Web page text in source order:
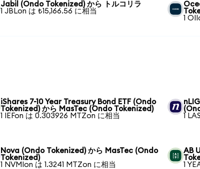
Jabil (Ondo Tokenized) から トルコリラ
1 JBLon は ₺15,166.56 に相当
1
iShares 7-10 Year Treasury Bond ETF (Ondo
Tokenized) から MasTec (Ondo Tokenized)
1 IEFon は 0.303926 MTZon に相当
1
Nova (Ondo Tokenized) から MasTec (Ondo
Tokenized)
1 NVMIon は 1.3241 MTZon に相当
AB
1